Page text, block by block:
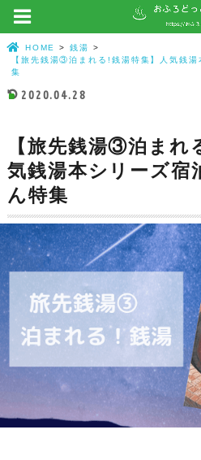
HOME
銭湯
【旅先銭湯③泊まれる!銭湯特集】人気銭
集
2020.04.28
【旅先銭湯③泊まれ
気銭湯本シリーズ宿
ん特集